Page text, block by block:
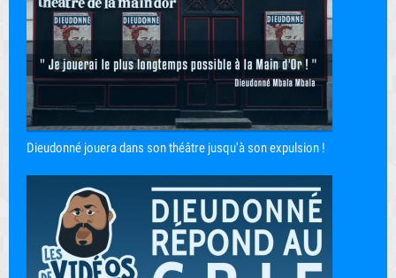
Dieudonné jouera dans son théâtre jusqu'à son expulsion !